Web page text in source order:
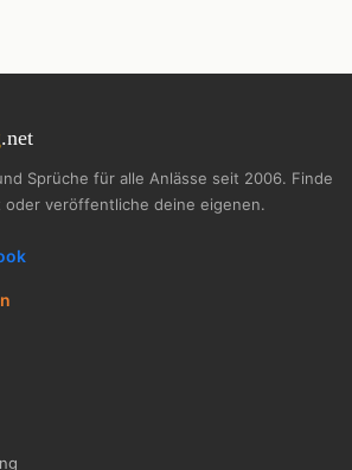
.net
Sprüche für alle Anlässe seit 2006. Finde
oder veröffentliche deine eigenen.